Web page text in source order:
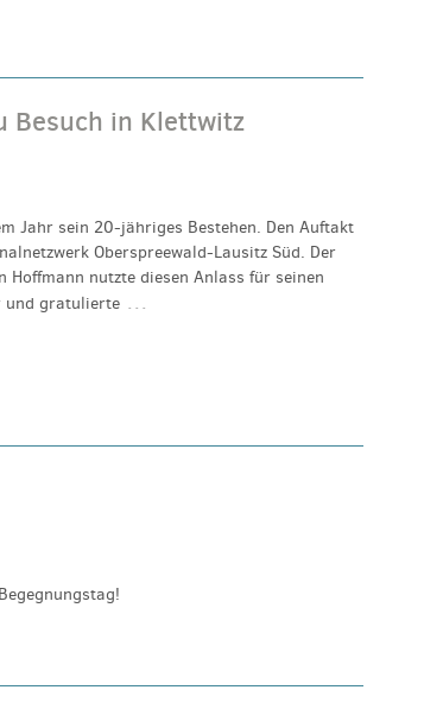
Besuch in Klettwitz
Jahr sein 20-jähriges Bestehen. Den Auftakt
Oberspreewald-Lausitz Süd. Der
nutzte diesen Anlass für seinen
und gratulierte …